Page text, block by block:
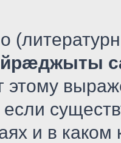
этому
и в каком